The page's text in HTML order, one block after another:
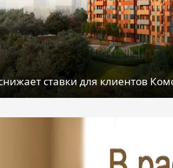
ставки для клиентов